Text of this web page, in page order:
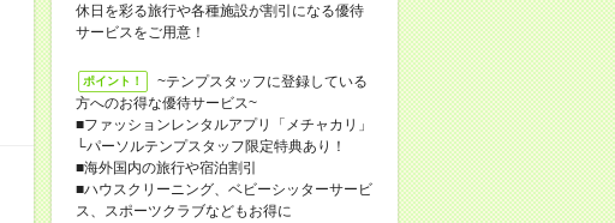
休日を彩る旅行や各種施設が割引になる優待
サービスをご用意！
ポイント！
~テンプスタッフに登録している
方へのお得な優待サービス~
■ファッションレンタルアプリ「メチャカリ」
└パーソルテンプスタッフ限定特典あり！
■海外国内の旅行や宿泊割引
■ハウスクリーニング、ベビーシッターサービ
ス、スポーツクラブなどもお得に